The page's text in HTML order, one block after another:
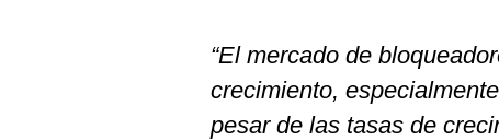
“El mercado de
crecimiento,
pesar de las tasas de